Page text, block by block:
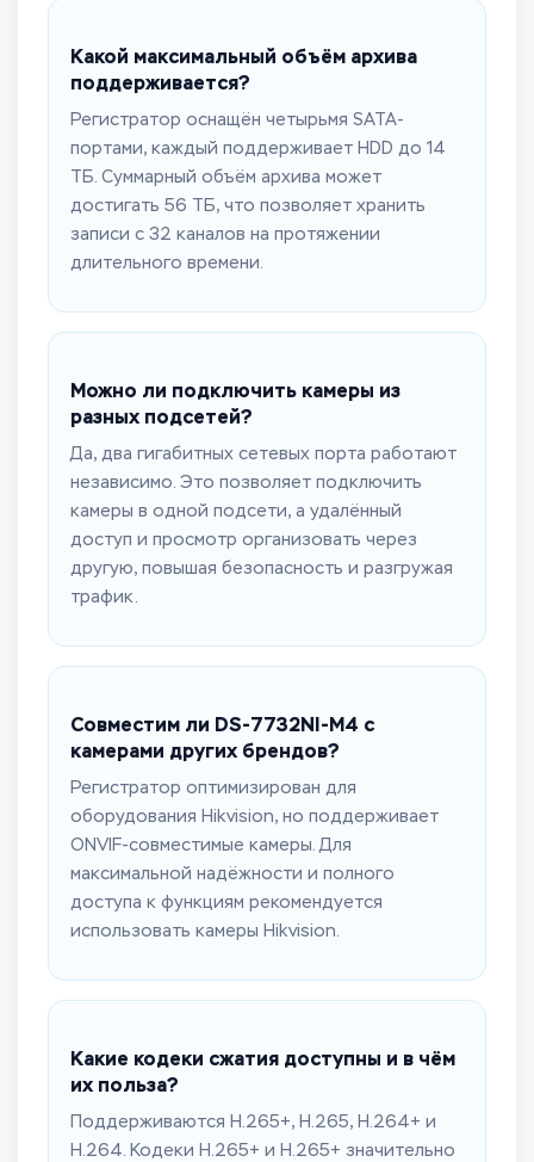
Какой максимальный объём архива
поддерживается?
Регистратор оснащён четырьмя SATA-
портами, каждый поддерживает HDD до 14
ТБ. Суммарный объём архива может
достигать 56 ТБ, что позволяет хранить
записи с 32 каналов на протяжении
длительного времени.
Можно ли подключить камеры из
разных подсетей?
Да, два гигабитных сетевых порта работают
независимо. Это позволяет подключить
камеры в одной подсети, а удалённый
доступ и просмотр организовать через
другую, повышая безопасность и разгружая
трафик.
Совместим ли DS-7732NI-M4 с
камерами других брендов?
Регистратор оптимизирован для
оборудования Hikvision, но поддерживает
ONVIF-совместимые камеры. Для
максимальной надёжности и полного
доступа к функциям рекомендуется
использовать камеры Hikvision.
Какие кодеки сжатия доступны и в чём
их польза?
Поддерживаются H.265+, H.265, H.264+ и
H.264. Кодеки H.265+ и H.265+ значительно